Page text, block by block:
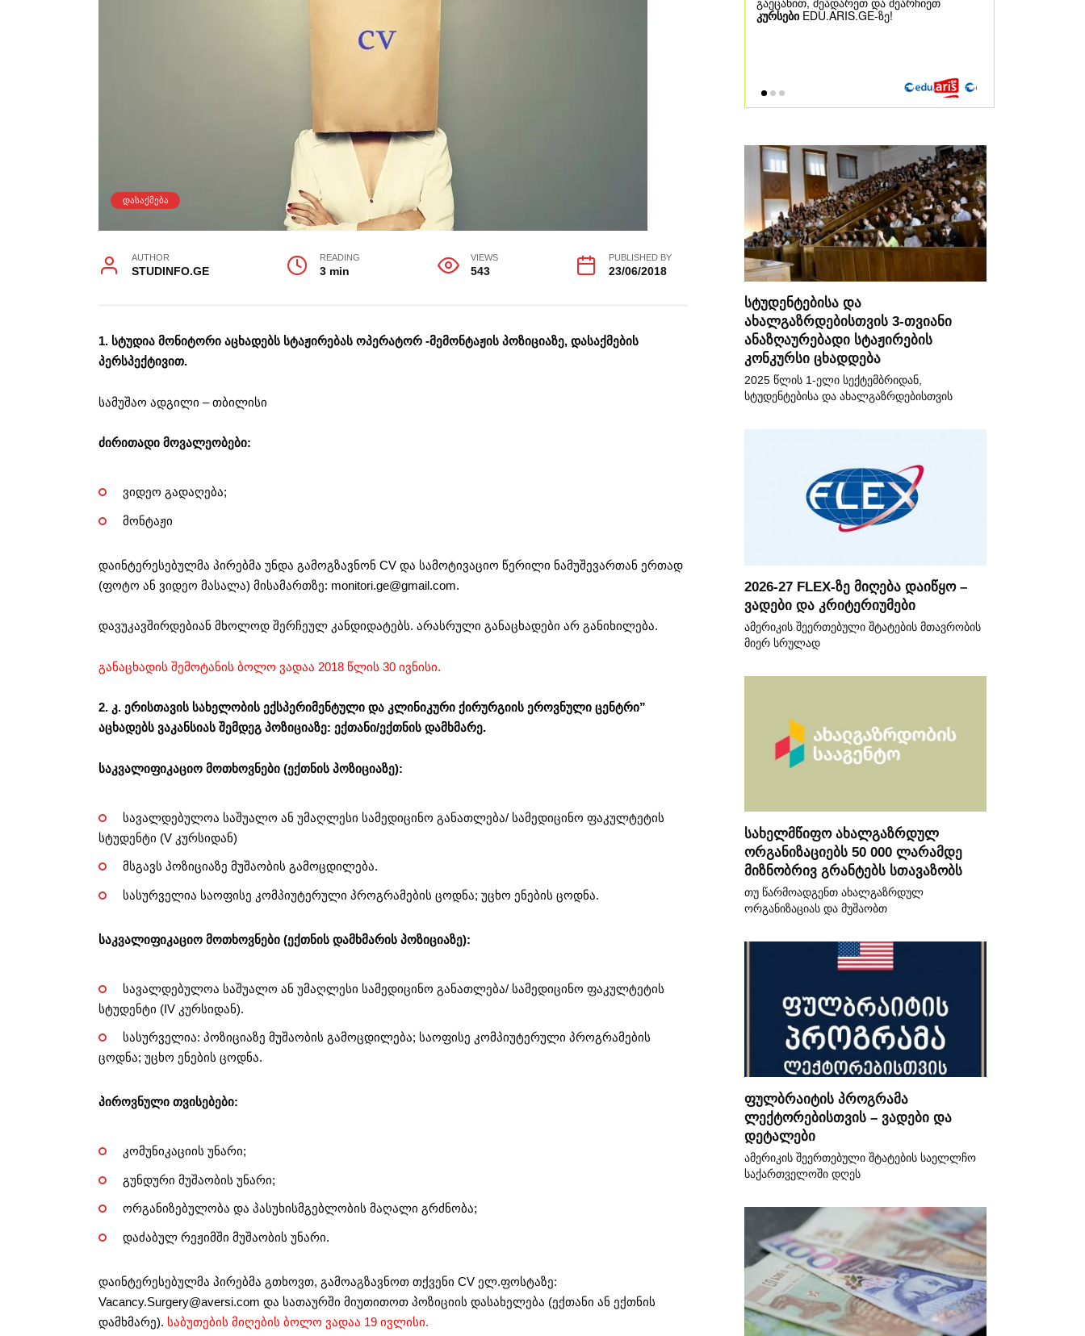
ᲓᲐᲡᲐᲥᲛᲔᲑᲐ
AUTHOR
STUDINFO.GE
READING
3 min
VIEWS
543
PUBLISHED BY
23/06/2018
1. სტუდია მონიტორი აცხადებს სტაჟირებას ოპერატორ -მემონტაჟის პოზიციაზე, დასაქმების
პერსპექტივით.
სამუშაო ადგილი – თბილისი
ძირითადი მოვალეობები:
ვიდეო გადაღება;
მონტაჟი
დაინტერესებულმა პირებმა უნდა გამოგზავნონ CV და სამოტივაციო წერილი ნამუშევართან ერთად
(ფოტო ან ვიდეო მასალა) მისამართზე: monitori.ge@gmail.com.
დავუკავშირდებიან მხოლოდ შერჩეულ კანდიდატებს. არასრული განაცხადები არ განიხილება.
განაცხადის შემოტანის ბოლო ვადაა 2018 წლის 30 ივნისი.
2. კ. ერისთავის სახელობის ექსპერიმენტული და კლინიკური ქირურგიის ეროვნული ცენტრი”
აცხადებს ვაკანსიას შემდეგ პოზიციაზე: ექთანი/ექთნის დამხმარე.
საკვალიფიკაციო მოთხოვნები (ექთნის პოზიციაზე):
სავალდებულოა საშუალო ან უმაღლესი სამედიცინო განათლება/ სამედიცინო ფაკულტეტის
სტუდენტი (V კურსიდან)
მსგავს პოზიციაზე მუშაობის გამოცდილება.
სასურველია საოფისე კომპიუტერული პროგრამების ცოდნა; უცხო ენების ცოდნა.
საკვალიფიკაციო მოთხოვნები (ექთნის დამხმარის პოზიციაზე):
სავალდებულოა საშუალო ან უმაღლესი სამედიცინო განათლება/ სამედიცინო ფაკულტეტის
სტუდენტი (IV კურსიდან).
სასურველია: პოზიციაზე მუშაობის გამოცდილება; საოფისე კომპიუტერული პროგრამების
ცოდნა; უცხო ენების ცოდნა.
პიროვნული თვისებები:
კომუნიკაციის უნარი;
გუნდური მუშაობის უნარი;
ორგანიზებულობა და პასუხისმგებლობის მაღალი გრძნობა;
დაძაბულ რეჟიმში მუშაობის უნარი.
დაინტერესებულმა პირებმა გთხოვთ, გამოაგზავნოთ თქვენი CV ელ.ფოსტაზე:
Vacancy.Surgery@aversi.com და სათაურში მიუთითოთ პოზიციის დასახელება (ექთანი ან ექთნის
დამხმარე). საბუთების მიღების ბოლო ვადაა 19 ივლისი.
სტუდენტებისა და
ახალგაზრდებისთვის 3-თვიანი
ანაზღაურებადი სტაჟირების
კონკურსი ცხადდება
2025 წლის 1-ელი სექტემბრიდან,
სტუდენტებისა და ახალგაზრდებისთვის
2026-27 FLEX-ზე მიღება დაიწყო –
ვადები და კრიტერიუმები
ამერიკის შეერთებული შტატების მთავრობის
მიერ სრულად
სახელმწიფო ახალგაზრდულ
ორგანიზაციებს 50 000 ლარამდე
მიზნობრივ გრანტებს სთავაზობს
თუ წარმოადგენთ ახალგაზრდულ
ორგანიზაციას და მუშაობთ
ფულბრაიტის პროგრამა
ლექტორებისთვის – ვადები და
დეტალები
ამერიკის შეერთებული შტატების საელლჩო
საქართველოში დღეს